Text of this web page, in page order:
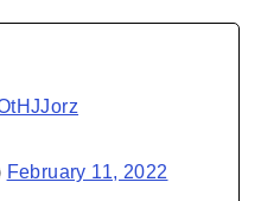
February 11, 2022